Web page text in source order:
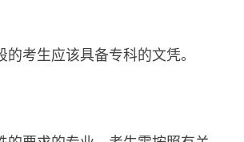
考生应该具备专科的文凭。